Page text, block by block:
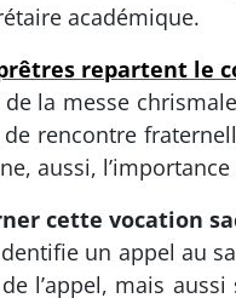
académique.
repartent le
de la messe
rencontre
aussi,
cette vocation
un appel au
l’appel, mais